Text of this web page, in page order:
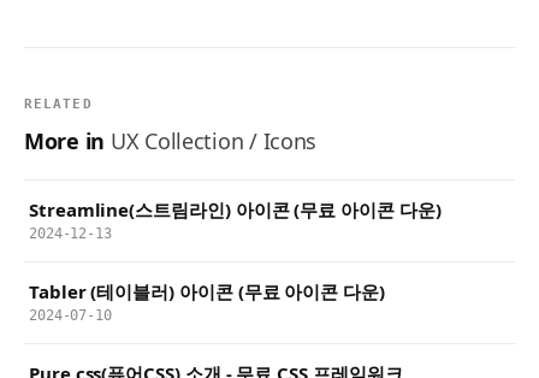
RELATED
More in UX Collection / Icons
Streamline(스트림라인) 아이콘 (무료 아이콘 다운)
2024-12-13
Tabler (테이블러) 아이콘 (무료 아이콘 다운)
2024-07-10